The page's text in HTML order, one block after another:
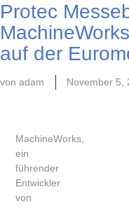
Protec
auf der
von adam November 5,
MachineWorks,
ein
führender
Entwickler
von